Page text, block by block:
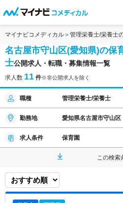
マイナビコメディカル 管理栄養士/栄養士
名古屋市守山区(愛知県)の保
士公開求人・転職・募集情報一覧
求人数 11 件※非公開求人を除く
職種 管理栄養士/栄養士
勤務地 愛知県名古屋市守山区
求人条件 保育園
この検索